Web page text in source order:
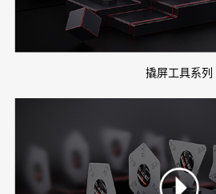
撬屏工具系列